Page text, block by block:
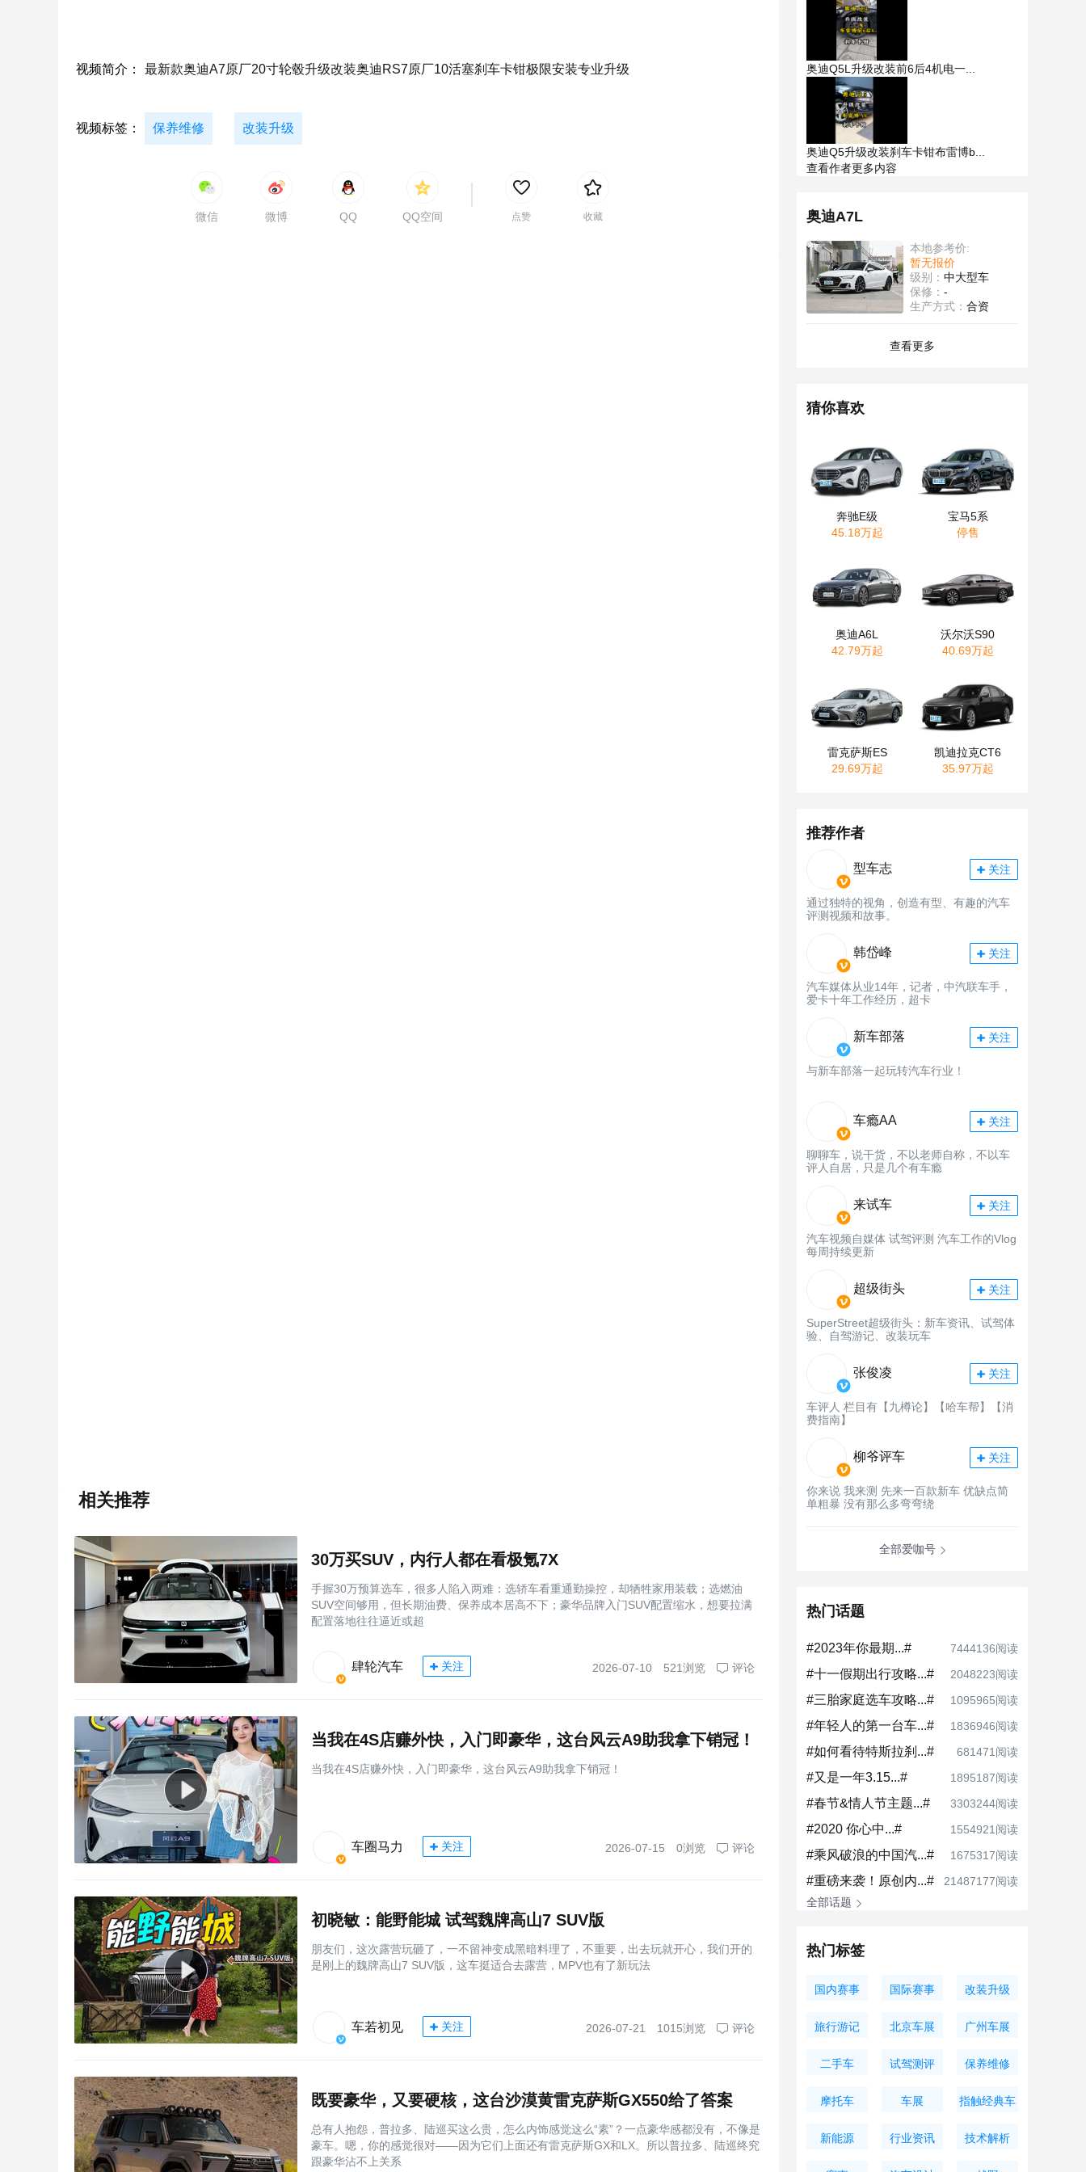
视频简介： 最新款奥迪A7原厂20寸轮毂升级改装奥迪RS7原厂10活塞刹车卡钳极限安装专业升级
视频标签： 保养维修 改装升级
微信 微博 QQ QQ空间 点赞 收藏
相关推荐
30万买SUV，内行人都在看极氪7X
手握30万预算选车，很多人陷入两难：选轿车看重通勤操控，却牺牲家用装载；选燃油
SUV空间够用，但长期油费、保养成本居高不下；豪华品牌入门SUV配置缩水，想要拉满
配置落地往往逼近或超
肆轮汽车 关注 2026-07-10 521浏览 评论
当我在4S店赚外快，入门即豪华，这台风云A9助我拿下销冠！
当我在4S店赚外快，入门即豪华，这台风云A9助我拿下销冠！
车圈马力 关注 2026-07-15 0浏览 评论
初晓敏：能野能城 试驾魏牌高山7 SUV版
朋友们，这次露营玩砸了，一不留神变成黑暗料理了，不重要，出去玩就开心，我们开的
是刚上的魏牌高山7 SUV版，这车挺适合去露营，MPV也有了新玩法
车若初见 关注 2026-07-21 1015浏览 评论
既要豪华，又要硬核，这台沙漠黄雷克萨斯GX550给了答案
总有人抱怨，普拉多、陆巡买这么贵，怎么内饰感觉这么“素”？一点豪华感都没有，不像是
豪车。嗯，你的感觉很对——因为它们上面还有雷克萨斯GX和LX。所以普拉多、陆巡终究
跟豪华沾不上关系
奥迪Q5L升级改装前6后4机电一...
奥迪Q5升级改装刹车卡钳布雷博b...
查看作者更多内容
奥迪A7L
本地参考价:
暂无报价
级别： 中大型车
保修： -
生产方式： 合资
查看更多
猜你喜欢
奔驰E级
45.18万起
宝马5系
停售
奥迪A6L
42.79万起
沃尔沃S90
40.69万起
雷克萨斯ES
29.69万起
凯迪拉克CT6
35.97万起
推荐作者
型车志 关注
通过独特的视角，创造有型、有趣的汽车
评测视频和故事。
韩岱峰 关注
汽车媒体从业14年，记者，中汽联车手，
爱卡十年工作经历，超卡
新车部落 关注
与新车部落一起玩转汽车行业！
车瘾AA 关注
聊聊车，说干货，不以老师自称，不以车
评人自居，只是几个有车瘾
来试车 关注
汽车视频自媒体 试驾评测 汽车工作的Vlog
每周持续更新
超级街头 关注
SuperStreet超级街头：新车资讯、试驾体
验、自驾游记、改装玩车
张俊凌 关注
车评人 栏目有【九樽论】【哈车帮】【消
费指南】
柳爷评车 关注
你来说 我来测 先来一百款新车 优缺点简
单粗暴 没有那么多弯弯绕
全部爱咖号
热门话题
#2023年你最期...# 7444136阅读
#十一假期出行攻略...# 2048223阅读
#三胎家庭选车攻略...# 1095965阅读
#年轻人的第一台车...# 1836946阅读
#如何看待特斯拉刹...# 681471阅读
#又是一年3.15...# 1895187阅读
#春节&情人节主题...# 3303244阅读
#2020 你心中...# 1554921阅读
#乘风破浪的中国汽...# 1675317阅读
#重磅来袭！原创内...#
21487177阅读
全部话题
热门标签
国内赛事 国际赛事 改装升级
旅行游记 北京车展 广州车展
二手车 试驾测评 保养维修
摩托车 车展 指触经典车
新能源 行业资讯 技术解析